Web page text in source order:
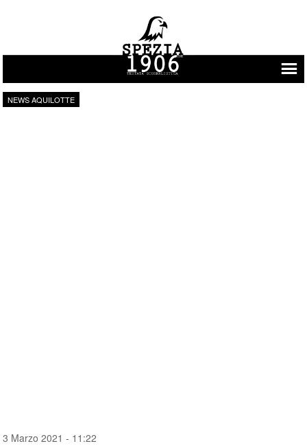
Vai al contenuto
NEWS AQUILOTTE
3 Marzo 2021 - 11:22